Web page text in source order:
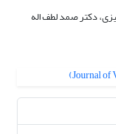
دکتر صمد لطف اله